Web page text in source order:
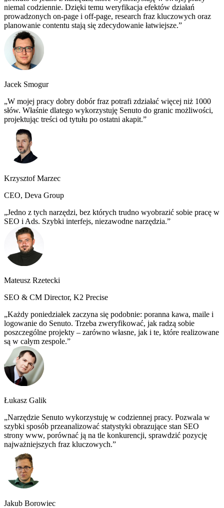
niemal codziennie. Dzięki temu weryfikacja efektów działań
prowadzonych on-page i off-page, research fraz kluczowych oraz
planowanie contentu stają się zdecydowanie łatwiejsze.
Jacek Smogur
W mojej pracy dobry dobór fraz potrafi zdziałać więcej niż 1000
słów. Właśnie dlatego wykorzystuję Senuto do granic możliwości,
projektując treści od tytułu po ostatni akapit.
Krzysztof Marzec
CEO, Deva Group
Jedno z tych narzędzi, bez których trudno wyobrazić sobie pracę w
SEO i Ads. Szybki interfejs, niezawodne narzędzia.
Mateusz Rzetecki
SEO & CM Director, K2 Precise
Każdy poniedziałek zaczyna się podobnie: poranna kawa, maile i
logowanie do Senuto. Trzeba zweryfikować, jak radzą sobie
poszczególne projekty – zarówno własne, jak i te, które realizowane
są w całym zespole.
Łukasz Galik
Narzędzie Senuto wykorzystuję w codziennej pracy. Pozwala w
szybki sposób przeanalizować statystyki obrazujące stan SEO
strony www, porównać ją na tle konkurencji, sprawdzić pozycję
najważniejszych fraz kluczowych.
Jakub Borowiec